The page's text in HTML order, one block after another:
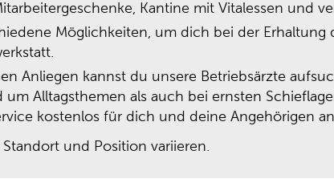
Kantine mit Vitalessen und
Möglichkeiten, um dich bei der
Anliegen kannst du unsere Betriebsärzte
um Alltagsthemen als auch bei ernsten
kostenlos für dich und deine Angehörigen
und Position variieren.